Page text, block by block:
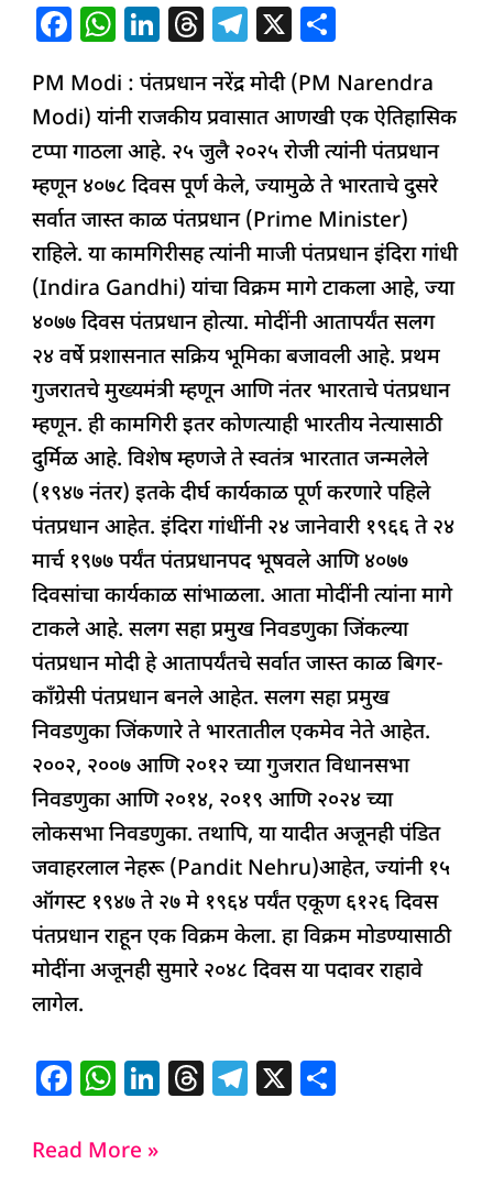
F
c
e
b
o
o
k
W
at
s
A
p
p
Li
k
e
dI
n
T
h
re
a
d
s
T
el
e
g
ra
m
X
ar
e
PM Modi : पंतप्रधान नरेंद्र मोदी (PM Narendra
Modi) यांनी राजकीय प्रवासात आणखी एक ऐतिहासिक
टप्पा गाठला आहे. २५ जुलै २०२५ रोजी त्यांनी पंतप्रधान
म्हणून ४०७८ दिवस पूर्ण केले, ज्यामुळे ते भारताचे दुसरे
सर्वात जास्त काळ पंतप्रधान (Prime Minister)
राहिले. या कामगिरीसह त्यांनी माजी पंतप्रधान इंदिरा गांधी
(Indira Gandhi) यांचा विक्रम मागे टाकला आहे, ज्या
४०७७ दिवस पंतप्रधान होत्या. मोदींनी आतापर्यंत सलग
२४ वर्षे प्रशासनात सक्रिय भूमिका बजावली आहे. प्रथम
गुजरातचे मुख्यमंत्री म्हणून आणि नंतर भारताचे पंतप्रधान
म्हणून. ही कामगिरी इतर कोणत्याही भारतीय नेत्यासाठी
दुर्मिळ आहे. विशेष म्हणजे ते स्वतंत्र भारतात जन्मलेले
(१९४७ नंतर) इतके दीर्घ कार्यकाळ पूर्ण करणारे पहिले
पंतप्रधान आहेत. इंदिरा गांधींनी २४ जानेवारी १९६६ ते २४
मार्च १९७७ पर्यंत पंतप्रधानपद भूषवले आणि ४०७७
दिवसांचा कार्यकाळ सांभाळला. आता मोदींनी त्यांना मागे
टाकले आहे. सलग सहा प्रमुख निवडणुका जिंकल्या
पंतप्रधान मोदी हे आतापर्यंतचे सर्वात जास्त काळ बिगर-
काँग्रेसी पंतप्रधान बनले आहेत. सलग सहा प्रमुख
निवडणुका जिंकणारे ते भारतातील एकमेव नेते आहेत.
२००२, २००७ आणि २०१२ च्या गुजरात विधानसभा
निवडणुका आणि २०१४, २०१९ आणि २०२४ च्या
लोकसभा निवडणुका. तथापि, या यादीत अजूनही पंडित
जवाहरलाल नेहरू (Pandit Nehru)आहेत, ज्यांनी १५
ऑगस्ट १९४७ ते २७ मे १९६४ पर्यंत एकूण ६१२६ दिवस
पंतप्रधान राहून एक विक्रम केला. हा विक्रम मोडण्यासाठी
मोदींना अजूनही सुमारे २०४८ दिवस या पदावर राहावे
लागेल.
F
c
W
at
Li T T X
Read More »